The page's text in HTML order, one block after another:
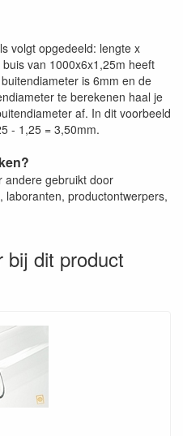
volgt opgedeeld: lengte x
van 1000x6x1,25m heeft
is 6mm en de
te berekenen haal je
af. In dit voorbeeld
- 1,25 = 3,50mm.
andere gebruikt door
laboranten, productontwerpers,
bij dit product